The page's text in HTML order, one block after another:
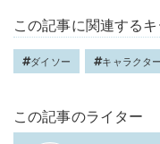
この記事に関連する
ダイソー キャラクター
この記事のライター